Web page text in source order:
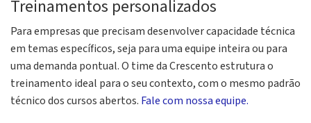
Treinamentos personalizados
Para empresas que precisam desenvolver capacidade técnica
em temas específicos, seja para uma equipe inteira ou para
uma demanda pontual. O time da Crescento estrutura o
treinamento ideal para o seu contexto, com o mesmo padrão
técnico dos cursos abertos. Fale com nossa equipe.